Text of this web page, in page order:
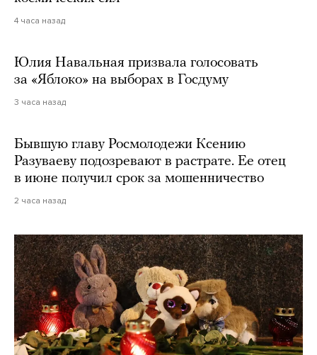
4 часа назад
Юлия Навальная призвала голосовать
за «Яблоко» на выборах в Госдуму
3 часа назад
Бывшую главу Росмолодежи Ксению
Разуваеву подозревают в растрате. Ее отец
в июне получил срок за мошенничество
2 часа назад